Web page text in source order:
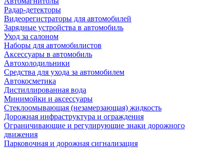
Радар-детекторы
Видеорегистраторы для автомобилей
Зарядные устройства в автомобиль
Уход за салоном
Наборы для автомобилистов
Аксессуары в автомобиль
Автохолодильники
Средства для ухода за автомобилем
Автокосметика
Дистиллированная вода
Минимойки и аксессуары
Стеклоомывающая (незамерзающая) жидкость
Дорожная инфраструктура и ограждения
Ограничивающие и регулирующие знаки дорожного
движения
Парковочная и дорожная сигнализация